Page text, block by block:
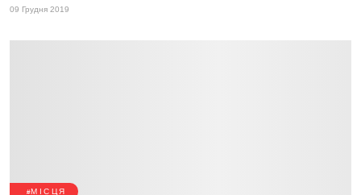
09 Грудня 2019
МІСЦЯ